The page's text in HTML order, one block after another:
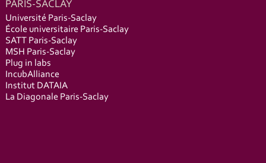
PARIS-SACLAY
Université Paris-Saclay
École universitaire Paris-Saclay
SATT Paris-Saclay
MSH Paris-Saclay
Plug in labs
IncubAlliance
Institut DATAIA
La Diagonale Paris-Saclay